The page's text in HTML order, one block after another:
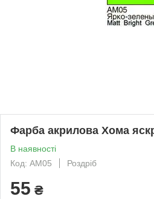
Фарба акрилова Хома
В наявності
Код: АМ05
Роздріб
55 ₴